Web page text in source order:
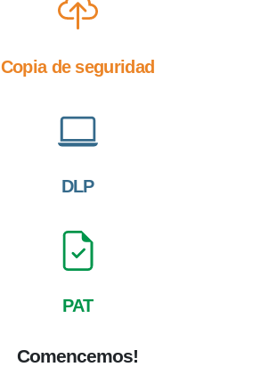
Copia de seguridad
DLP
PAT
Comencemos!